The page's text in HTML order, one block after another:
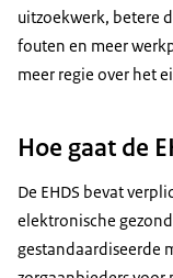
uitzoekwerk, betere
fouten en meer
meer regie over het
Hoe gaat de
De EHDS bevat
elektronische
gestandaardiseerde